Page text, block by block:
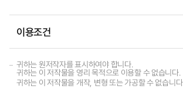
이용조건
귀하는 원저작자를 표시하여야 합니다.
귀하는 이 저작물을 영리 목적으로 이용할 수 없습니다.
귀하는 이 저작물을 개작, 변형 또는 가공할 수 없습니